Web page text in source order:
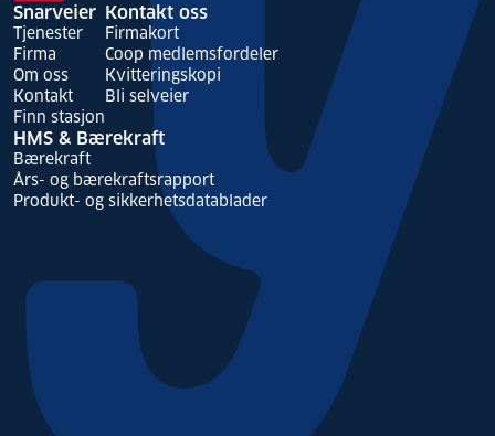
Snarveier
Tjenester
Firma
Om oss
Kontakt
Finn stasjon
Kontakt oss
Firmakort
Coop medlemsfordeler
Kvitteringskopi
Bli selveier
HMS & Bærekraft
Bærekraft
Års- og bærekraftsrapport
Produkt- og sikkerhetsdatablader